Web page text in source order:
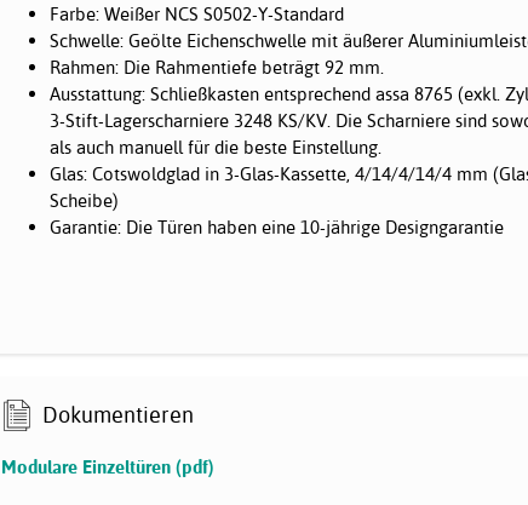
Farbe: Weißer NCS S0502-Y-Standard
Schwelle: Geölte Eichenschwelle mit äußerer
Rahmen: Die Rahmentiefe beträgt 92 mm.
Ausstattung: Schließkasten entsprechend assa 8765 (exkl.
3-Stift-Lagerscharniere 3248 KS/KV. Die Scharniere sind
als auch manuell für die beste Einstellung.
Glas: Cotswoldglad in 3-Glas-Kassette, 4/14/4/14/4 mm
Scheibe)
Garantie: Die Türen haben eine 10-jährige Designgarantie
Dokumentieren
Modulare Einzeltüren (pdf)